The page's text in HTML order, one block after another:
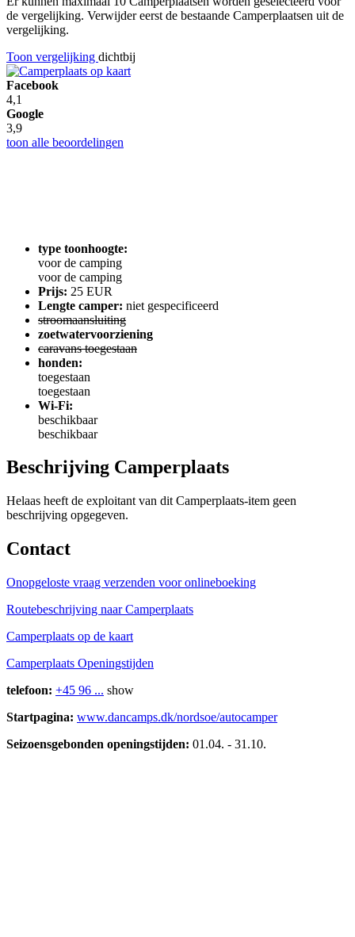
de vergelijking. Verwijder eerst de bestaande Camperplaatsen uit de
vergelijking.
Toon vergelijking dichtbij
Facebook
4,1
Google
3,9
toon alle beoordelingen
type toonhoogte:
voor de camping
voor de camping
Prijs: 25 EUR
Lengte camper: niet gespecificeerd
stroomaansluiting
zoetwatervoorziening
caravans toegestaan
honden:
toegestaan
toegestaan
Wi-Fi:
beschikbaar
beschikbaar
Beschrijving Camperplaats
Helaas heeft de exploitant van dit Camperplaats-item geen
beschrijving opgegeven.
Contact
Onopgeloste vraag verzenden voor onlineboeking
Routebeschrijving naar Camperplaats
Camperplaats op de kaart
Camperplaats Openingstijden
telefoon: +45 96 ... show
Startpagina: www.dancamps.dk/nordsoe/autocamper
Seizoensgebonden openingstijden: 01.04. - 31.10.